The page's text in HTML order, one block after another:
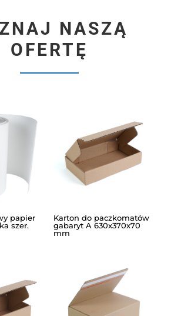
NASZĄ
OFERTĘ
papier
szer.
Karton do paczkomatów
gabaryt A 630x370x70
mm